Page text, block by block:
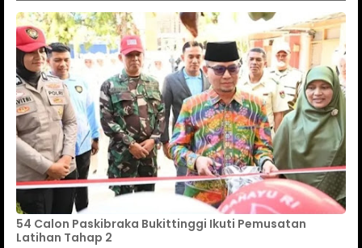
54 Calon Paskibraka Bukittinggi Ikuti Pemusatan
Latihan Tahap 2